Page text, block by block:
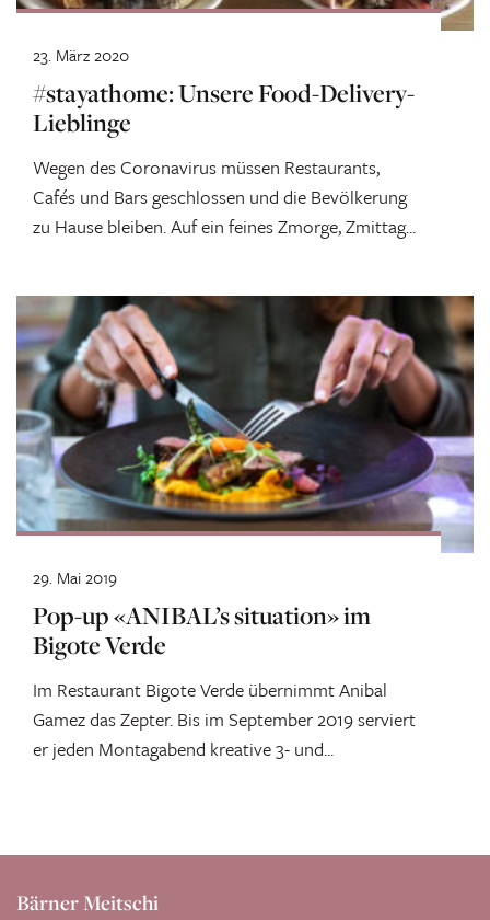
#stayathome: Unsere Food-Delivery-
Lieblinge
Wegen des Coronavirus müssen Restaurants,
Cafés und Bars geschlossen und die Bevölkerung
zu Hause bleiben. Auf ein feines Zmorge, Zmittag...
23. März 2020
Pop-up «ANIBAL’s situation» im
Bigote Verde
Im Restaurant Bigote Verde übernimmt Anibal
Gamez das Zepter. Bis im September 2019 serviert
er jeden Montagabend kreative 3- und...
29. Mai 2019
Bärner Meitschi